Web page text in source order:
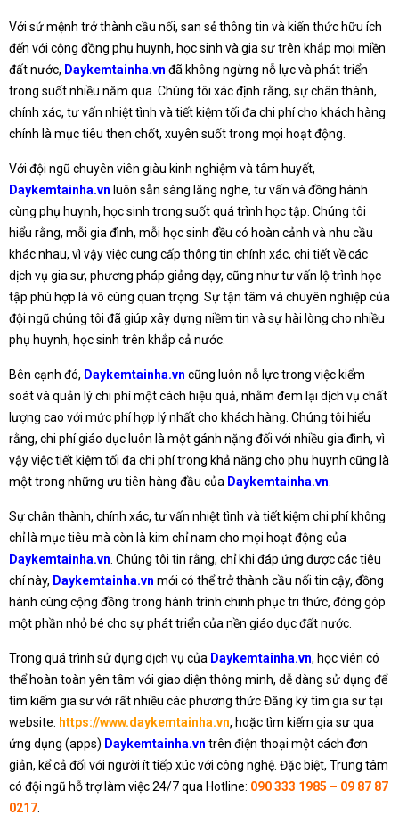
Với sứ mệnh trở thành cầu nối, san sẻ thông tin và kiến thức hữu ích
đến với cộng đồng phụ huynh, học sinh và gia sư trên khắp mọi miền
đất nước, Daykemtainha.vn đã không ngừng nỗ lực và phát triển
trong suốt nhiều năm qua. Chúng tôi xác định rằng, sự chân thành,
chính xác, tư vấn nhiệt tình và tiết kiệm tối đa chi phí cho khách hàng
chính là mục tiêu then chốt, xuyên suốt trong mọi hoạt động.
Với đội ngũ chuyên viên giàu kinh nghiệm và tâm huyết,
Daykemtainha.vn luôn sẵn sàng lắng nghe, tư vấn và đồng hành
cùng phụ huynh, học sinh trong suốt quá trình học tập. Chúng tôi
hiểu rằng, mỗi gia đình, mỗi học sinh đều có hoàn cảnh và nhu cầu
khác nhau, vì vậy việc cung cấp thông tin chính xác, chi tiết về các
dịch vụ gia sư, phương pháp giảng dạy, cũng như tư vấn lộ trình học
tập phù hợp là vô cùng quan trọng. Sự tận tâm và chuyên nghiệp của
đội ngũ chúng tôi đã giúp xây dựng niềm tin và sự hài lòng cho nhiều
phụ huynh, học sinh trên khắp cả nước.
Bên cạnh đó, Daykemtainha.vn cũng luôn nỗ lực trong việc kiểm
soát và quản lý chi phí một cách hiệu quả, nhằm đem lại dịch vụ chất
lượng cao với mức phí hợp lý nhất cho khách hàng. Chúng tôi hiểu
rằng, chi phí giáo dục luôn là một gánh nặng đối với nhiều gia đình, vì
vậy việc tiết kiệm tối đa chi phí trong khả năng cho phụ huynh cũng là
một trong những ưu tiên hàng đầu của Daykemtainha.vn
Sự chân thành, chính xác, tư vấn nhiệt tình và tiết kiệm chi phí không
chỉ là mục tiêu mà còn là kim chỉ nam cho mọi hoạt động của
Daykemtainha.vn . Chúng tôi tin rằng, chỉ khi đáp ứng được các tiêu
chí này, Daykemtainha.vn mới có thể trở thành cầu nối tin cậy, đồng
hành cùng cộng đồng trong hành trình chinh phục tri thức, đóng góp
một phần nhỏ bé cho sự phát triển của nền giáo dục đất nước.
Trong quá trình sử dụng dịch vụ của Daykemtainha.vn, học viên có
thể hoàn toàn yên tâm với giao diện thông minh, dễ dàng sử dụng để
tìm kiếm gia sư với rất nhiều các phương thức Đăng ký tìm gia sư tại
website: https://www.daykemtainha.vn, hoặc tìm kiếm gia sư qua
ứng dụng (apps) Daykemtainha.vn trên điện thoại một cách đơn
giản, kể cả đối với người ít tiếp xúc với công nghệ. Đặc biệt, Trung tâm
có đội ngũ hỗ trợ làm việc 24/7 qua Hotline: 090 333 1985 – 09 87 87
0217